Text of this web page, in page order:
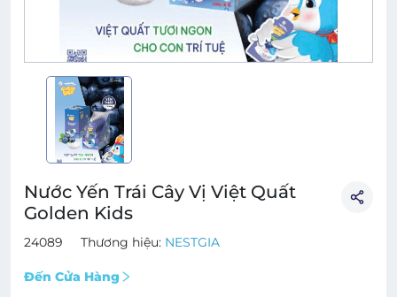
Nước Yến Trái Cây Vị Việt Quất
Golden Kids
24089 Thương hiệu: NESTGIA
Đến Cửa Hàng